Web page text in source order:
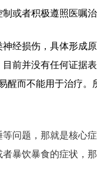
或者积极遵照医嘱
神经损伤，具体形成
前并没有任何证据
醒而不能用于治疗。
等问题，那就是核心
暴饮暴食的症状，